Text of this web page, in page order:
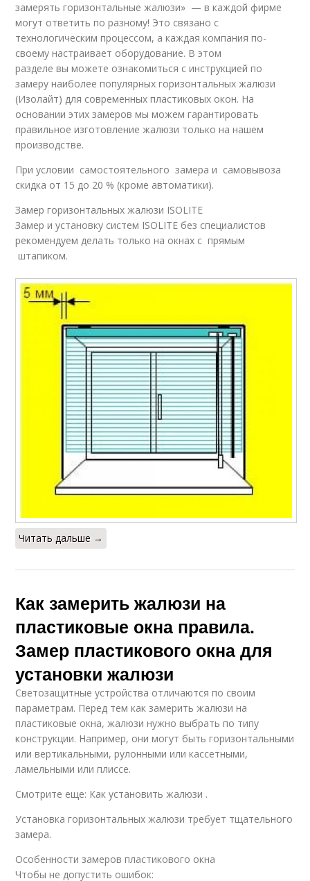
замерять горизонтальные жалюзи» — в каждой фирме
могут ответить по разному! Это связано с
технологическим процессом, а каждая компания по-
своему настраивает оборудование. В этом
разделе вы можете ознакомиться с инструкцией по
замеру наиболее популярных горизонтальных жалюзи
(Изолайт) для современных пластиковых окон. На
основании этих замеров мы можем гарантировать
правильное изготовление жалюзи только на нашем
производстве.
При условии самостоятельного замера и самовывоза
скидка от 15 до 20 % (кроме автоматики).
Замер горизонтальных жалюзи ISOLITE
Замер и установку систем ISOLITE без специалистов
рекомендуем делать только на окнах с прямым
штапиком.
Читать дальше →
Как замерить жалюзи на
пластиковые окна правила.
Замер пластикового окна для
установки жалюзи
Светозащитные устройства отличаются по своим
параметрам. Перед тем как замерить жалюзи на
пластиковые окна, жалюзи нужно выбрать по типу
конструкции. Например, они могут быть горизонтальными
или вертикальными, рулонными или кассетными,
ламельными или плиссе.
Смотрите еще: Как установить жалюзи .
Установка горизонтальных жалюзи требует тщательного
замера.
Особенности замеров пластикового окна
Чтобы не допустить ошибок: